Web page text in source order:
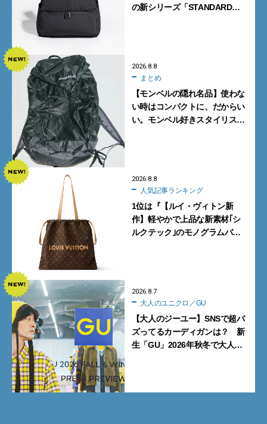
の新シリーズ「STANDARD
2026.8.8
まとめ
【モンベルの隠れ名品】使わな
い時はコンパクトに、だからい
い。モンベル好きスタイリスト
2026.8.8
人気記事ランキング
1位は『【ルイ・ヴィトン新
作】軽やかで上品な新素材｢シ
ルクテック｣のモノグラムバッ
2026.8.7
大人のユニクロ／GU
【大人のジーユー】SNSで超バ
ズってるカーディガンは？ 新
生「GU」2026年秋冬で大人メ